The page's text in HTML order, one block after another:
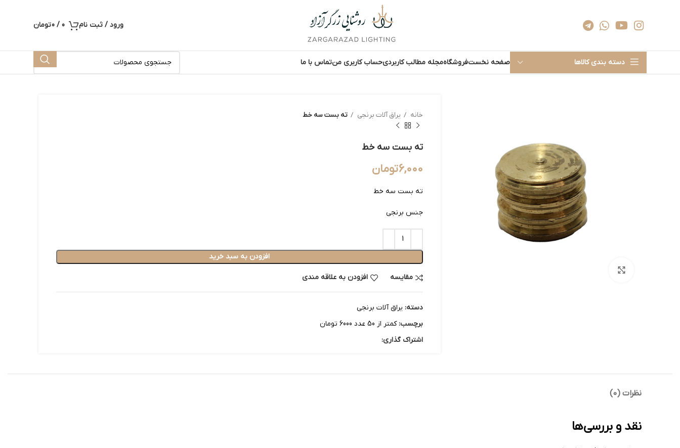
ورود / ثبت نام 0
/
0تومان
دسته بندی کالاها صفحه نخستفروشگاهمجله مطالب کاربردیحساب کاربری منتماس با ما
خانه یراق آلات برنجی ته بست سه خط
ته بست سه خط
6,000تومان
ته بست سه خط
جنس برنجی
افزودن به سبد خرید
مقایسه افزودن به علاقه مندی
دسته: یراق آلات برنجی
برچسب: کمتر از 50 عدد 6000 تومان
اشتراک گذاری:
نظرات (0)
نقد و بررسی‌ها